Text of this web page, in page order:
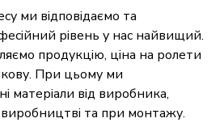
ми відповідаємо та
рівень у нас найвищий.
продукцію, ціна на ролети
При цьому ми
матеріали від виробника,
виробництві та при монтажу.